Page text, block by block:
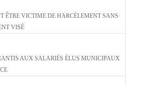
ÊTRE VICTIME DE HARCÈLEMENT SANS
VISÉ
AUX SALARIÉS ÉLUS MUNICIPAUX